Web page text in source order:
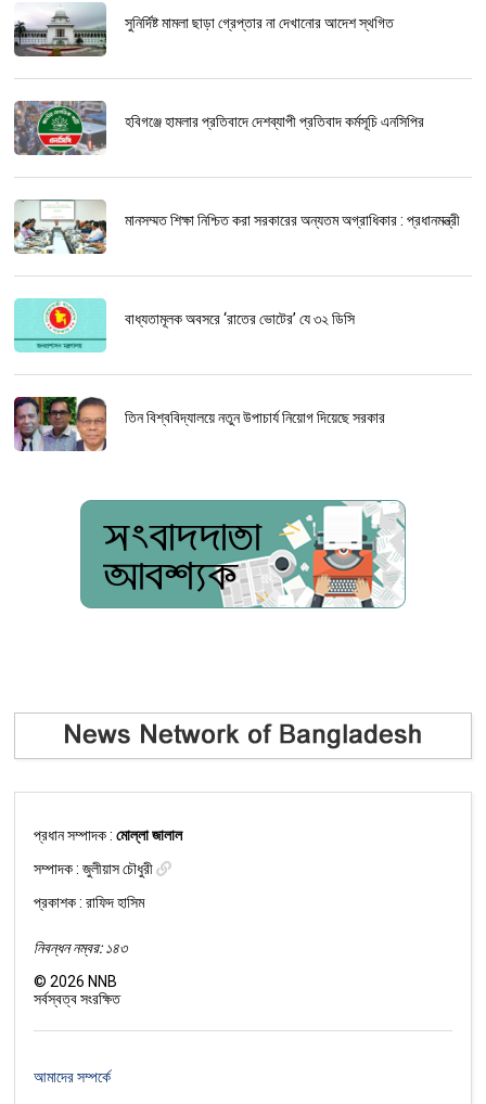
সুনির্দিষ্ট মামলা ছাড়া গ্রেপ্তার না দেখানোর আদেশ স্থগিত
হবিগঞ্জে হামলার প্রতিবাদে দেশব্যাপী প্রতিবাদ কর্মসূচি এনসিপির
মানসম্মত শিক্ষা নিশ্চিত করা সরকারের অন্যতম অগ্রাধিকার : প্রধানমন্ত্রী
বাধ্যতামূলক অবসরে ‘রাতের ভোটের’ যে ৩২ ডিসি
তিন বিশ্ববিদ্যালয়ে নতুন উপাচার্য নিয়োগ দিয়েছে সরকার
প্রধান সম্পাদক :মোল্লা জালাল
সম্পাদক :জুলীয়াস চৌধুরী
প্রকাশক : রাফিদ হাসিম
নিবন্ধন নম্বর: ১৪৩
©2026 NNB
সর্বস্বত্ব সংরক্ষিত
আমাদের সম্পর্কে